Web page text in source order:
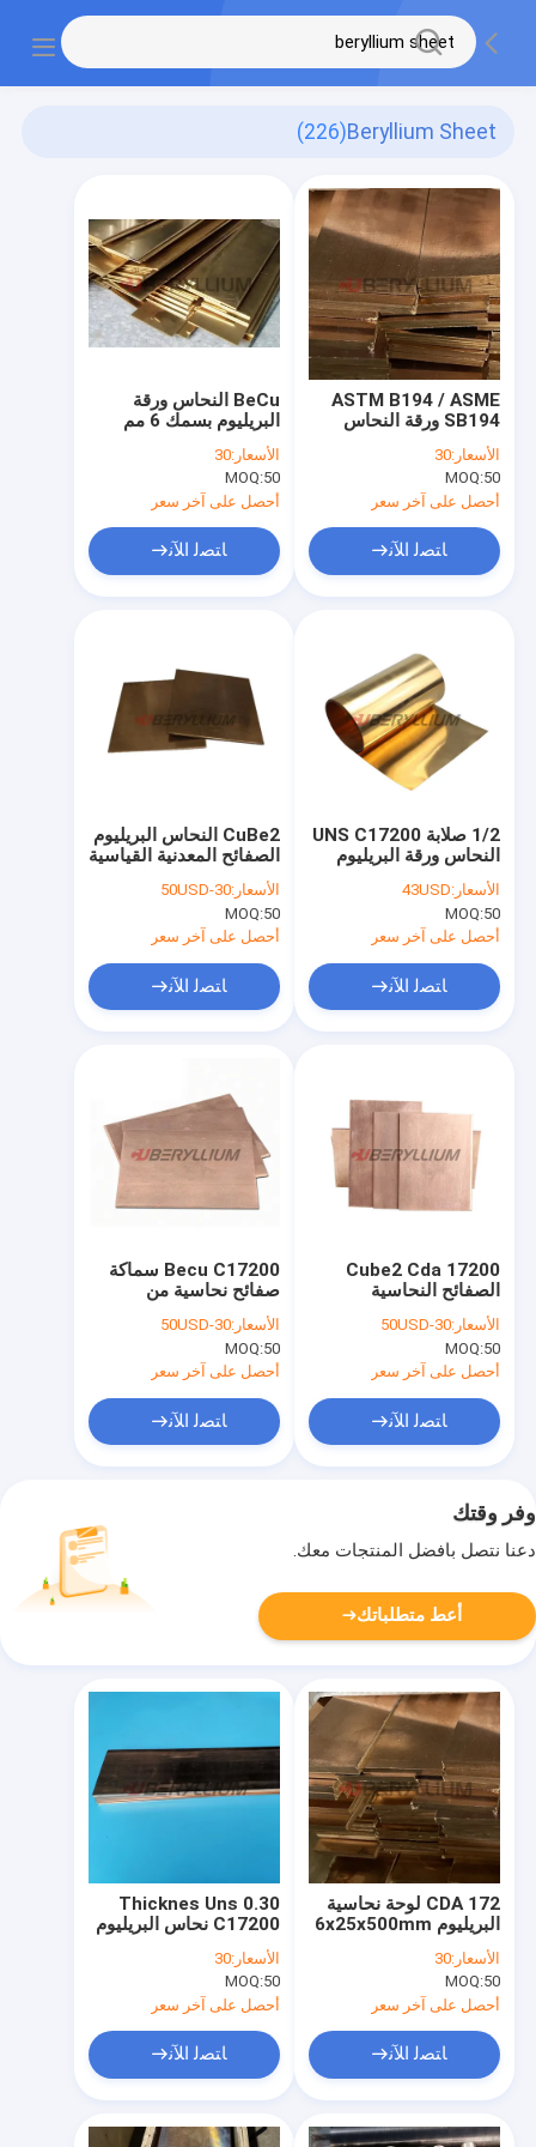
Beryllium Sheet
(226)
BeCu النحاس ورقة
البريليوم بسمك 6 مم
عرض 50 مم استطالة 9٪
الأسعار:30
MOQ:50
أحصل على آخر سعر
ﺎﺘﺼﻟ ﺍﻶﻧ
ASTM B194 / ASME
SB194 ورقة النحاس
البريليوم للصناعات
الكيماوية الكهربائية
الأسعار:30
MOQ:50
أحصل على آخر سعر
ﺎﺘﺼﻟ ﺍﻶﻧ
CuBe2 النحاس البريليوم
الصفائح المعدنية القياسية
الكهربائية
الأسعار:30-50USD
MOQ:50
أحصل على آخر سعر
ﺎﺘﺼﻟ ﺍﻶﻧ
1/2 صلابة UNS C17200
النحاس ورقة البريليوم
للمكونات الإلكترونية
الأسعار:43USD
MOQ:50
أحصل على آخر سعر
ﺎﺘﺼﻟ ﺍﻶﻧ
Becu C17200 سماكة
صفائح نحاسية من
4 مم 5 ممالأسعار:30-50USD
MOQ:50
أحصل على آخر سعر
ﺎﺘﺼﻟ ﺍﻶﻧ
Cube2 Cda 17200
الصفائح النحاسية
البريليوم عالية الصلابة
300 مم
الأسعار:30-50USD
MOQ:50
أحصل على آخر سعر
ﺎﺘﺼﻟ ﺍﻶﻧ
وفر وقتك
دعنا نتصل بأفضل المنتجات معك.
أعط متطلباتك
0.30 Thicknes Uns
C17200 نحاس البريليوم
مع معالجة حرارية
للشيخوخة
الأسعار:30
MOQ:50
أحصل على آخر سعر
ﺎﺘﺼﻟ ﺍﻶﻧ
CDA 172 لوحة نحاسية
البريليوم 6x25x500mm
معالجة الزيت
الأسعار:30
MOQ:50
أحصل على آخر سعر
ﺎﺘﺼﻟ ﺍﻶﻧ